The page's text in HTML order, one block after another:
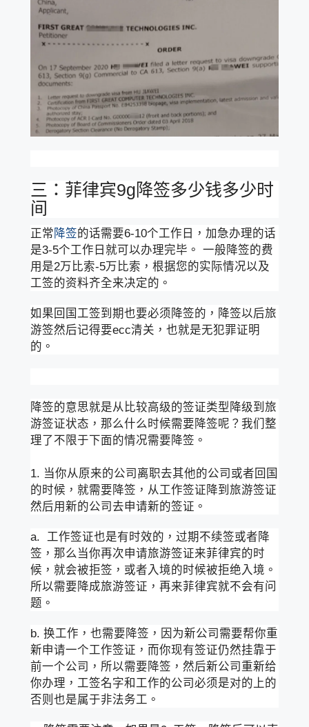
三：菲律宾9g降签多少钱多少时
间
正常 降签的话需要6-10个工作日，加急办理的话
是3-5个工作日就可以办理完毕。 一般降签的费
用是2万比索-5万比索，根据您的实际情况以及
工签的资料齐全来决定的。
如果回国工签到期也要必须降签的，降签以后旅
游签然后记得要ecc清关，也就是无犯罪证明
的。
降签的意思就是从比较高级的签证类型降级到旅
游签证状态，那么什么时候需要降签呢？我们整
理了不限于下面的情况需要降签。
1. 当你从原来的公司离职去其他的公司或者回国
的时候，就需要降签，从工作签证降到旅游签证
然后用新的公司去申请新的签证。
a. 工作签证也是有时效的，过期不续签或者降
签，那么当你再次申请旅游签证来菲律宾的时
候，就会被拒签，或者入境的时候被拒绝入境。
所以需要降成旅游签证，再来菲律宾就不会有问
题。
b. 换工作，也需要降签，因为新公司需要帮你重
新申请一个工作签证，而你现有签证仍然挂靠于
前一个公司，所以需要降签，然后新公司重新给
你办理，工签名字和工作的公司必须是对的上的
否则也是属于非法务工。